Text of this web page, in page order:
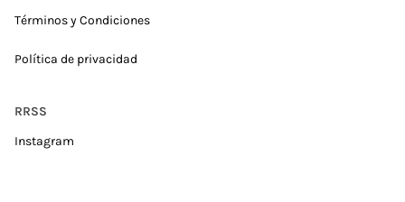
Términos y Condiciones
Política de privacidad
RRSS
Instagram